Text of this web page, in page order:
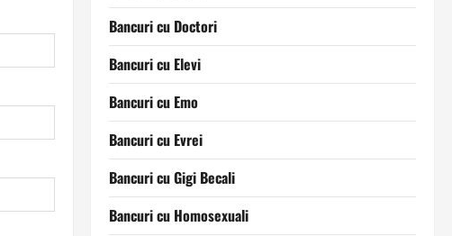
Bancuri cu Doctori
Bancuri cu Elevi
Bancuri cu Emo
Bancuri cu Evrei
Bancuri cu Gigi Becali
Bancuri cu Homosexuali